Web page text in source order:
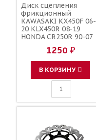
Диск сцепления
фрикционный
KAWASAKI KX450F 06-
20 KLX450R 08-19
HONDA CR250R 90-07
CRF450X 05-25
CRF450RX 17-24
CR500R 90-01 /
670 22201-KZ3-730
1250 ₽
В КОРЗИНУ